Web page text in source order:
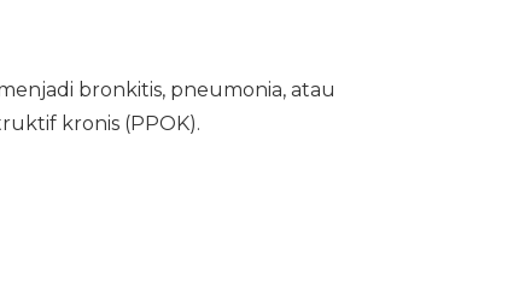
bronkitis, pneumonia, atau
kronis (PPOK).